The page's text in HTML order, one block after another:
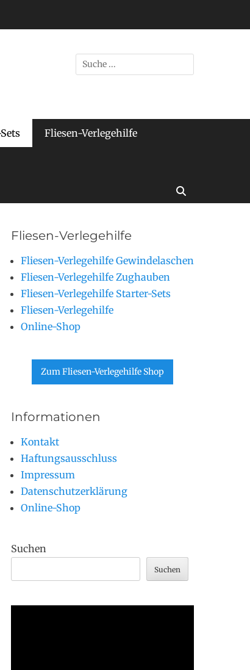
Suche
nach:
Fliesen-Verlegehilfe
Fliesen-Verlegehilfe
Fliesen-Verlegehilfe Gewindelaschen
Fliesen-Verlegehilfe Zughauben
Fliesen-Verlegehilfe Starter-Sets
Fliesen-Verlegehilfe
Online-Shop
Zum Fliesen-Verlegehilfe Shop
Informationen
Kontakt
Haftungsausschluss
Impressum
Datenschutzerklärung
Online-Shop
Suchen
Suchen